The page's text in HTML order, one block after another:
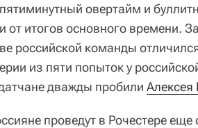
овертайм и
от итогов основного времени.
российской команды
из пяти попыток у
дважды пробили Алексея
проведут в Рочестере